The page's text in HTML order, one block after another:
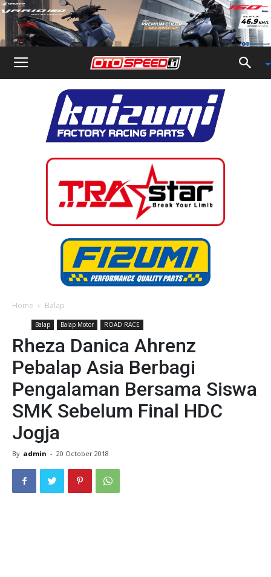
Home Balap
Balap Balap Motor ROAD RACE
Rheza Danica Ahrenz
Pebalap Asia Berbagi
Pengalaman Bersama Siswa
SMK Sebelum Final HDC
Jogja
By admin - 20 October 2018